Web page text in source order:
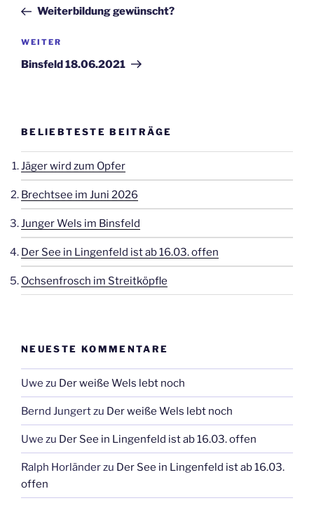
Beitrag
Weiterbildung gewünscht?
Nächster
Beitrag
WEITER
Binsfeld 18.06.2021
BELIEBTESTE BEITRÄGE
Jäger wird zum Opfer
Brechtsee im Juni 2026
Junger Wels im Binsfeld
Der See in Lingenfeld ist ab 16.03. offen
Ochsenfrosch im Streitköpfle
NEUESTE KOMMENTARE
Uwe zu Der weiße Wels lebt noch
Bernd Jungertzu Der weiße Wels lebt noch
Uwe zu Der See in Lingenfeld ist ab 16.03. offen
Ralph Horländerzu Der See in Lingenfeld ist ab 16.03.
offen